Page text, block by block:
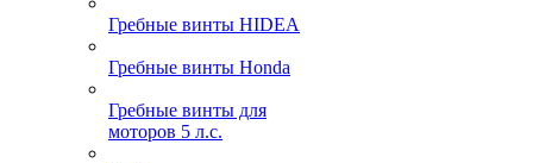
Гребные винты HIDEA
Гребные винты Honda
Гребные винты для
моторов 5 л.с.